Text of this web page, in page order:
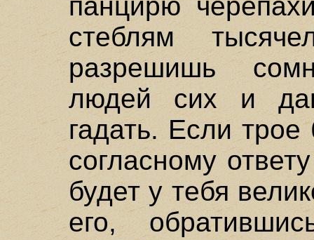
стеблям
разрешишь
людей сих и
гадать. Если трое
согласному
будет у тебя
его,